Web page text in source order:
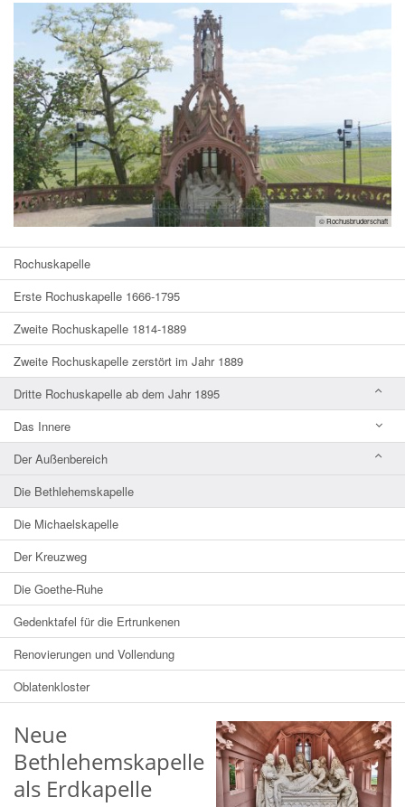
© Rochusbruderschaft
Rochuskapelle
Erste Rochuskapelle 1666-1795
Zweite Rochuskapelle 1814-1889
Zweite Rochuskapelle zerstört im Jahr 1889
Dritte Rochuskapelle ab dem Jahr 1895
Das Innere
Der Außenbereich
Die Bethlehemskapelle
Die Michaelskapelle
Der Kreuzweg
Die Goethe-Ruhe
Gedenktafel für die Ertrunkenen
Renovierungen und Vollendung
Oblatenkloster
Neue
Bethlehemskapelle
als Erdkapelle